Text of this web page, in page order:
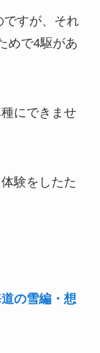
ですが、それ
めで4駆があ
にできませ
験をしたた
の雪編・想